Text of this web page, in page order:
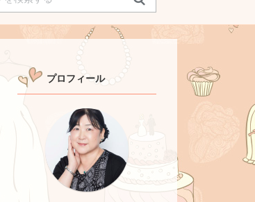
プロフィール